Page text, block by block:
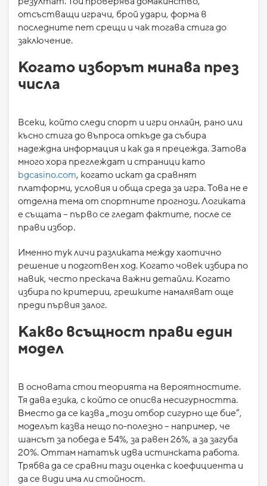
отсъстващи играчи, брой удари, форма в
последните пет срещи и чак тогава стига до
заключение.
Когато изборът минава през
числа
Всеки, който следи спорт и игри онлайн, рано или
късно стига до въпроса откъде да събира
надеждна информация и как да я прецежда. Затова
много хора преглеждат и страници като
bgcasino.com, когато искат да сравнят
платформи, условия и обща среда за игра. Това не е
отделна тема от спортните прогнози. Логиката
е същата – първо се гледат фактите, после се
прави избор.
Именно тук личи разликата между хаотично
решение и подготвен ход. Когато човек избира по
навик, често прескача важни детайли. Когато
избира по критерии, грешките намаляват още
преди първия залог.
Какво всъщност прави един
модел
В основата стои теорията на вероятностите.
Тя дава езика, с който се описва несигурността.
Вместо да се казва „този отбор сигурно ще бие“,
моделът казва нещо по-полезно – например, че
шансът за победа е 54%, за равен 26%, а за загуба
20%. Оттам нататък идва истинската работа.
Трябва да се сравни тази оценка с коефициента и
да се види има ли стойност.